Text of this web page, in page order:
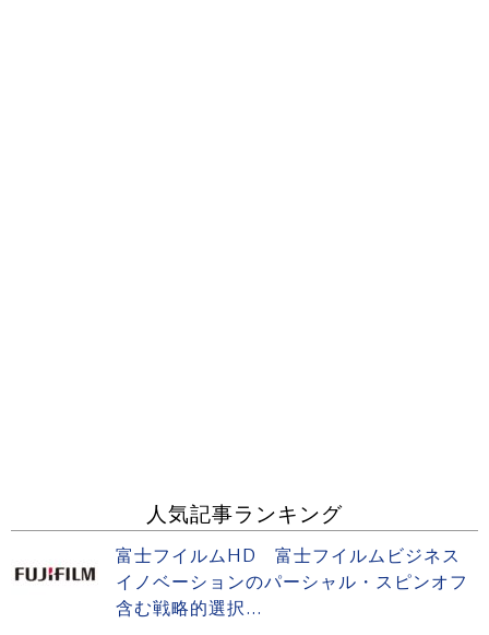
人気記事ランキング
富士フイルムHD 富士フイルムビジネス
イノベーションのパーシャル・スピンオフ
含む戦略的選択...